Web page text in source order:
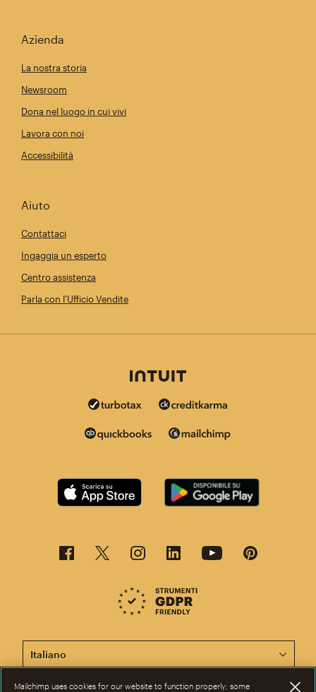
Azienda
La nostra storia
Newsroom
Dona nel luogo in cui vivi
Lavora con noi
Accessibilità
Aiuto
Contattaci
Ingaggia un esperto
Centro assistenza
Parla con l'Ufficio Vendite
Questa pagina è ora disponibile in altre lingue.
Mailchimp uses cookies for our website to function properly; some